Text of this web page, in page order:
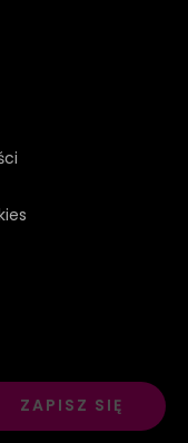
ZAPISZ SIĘ